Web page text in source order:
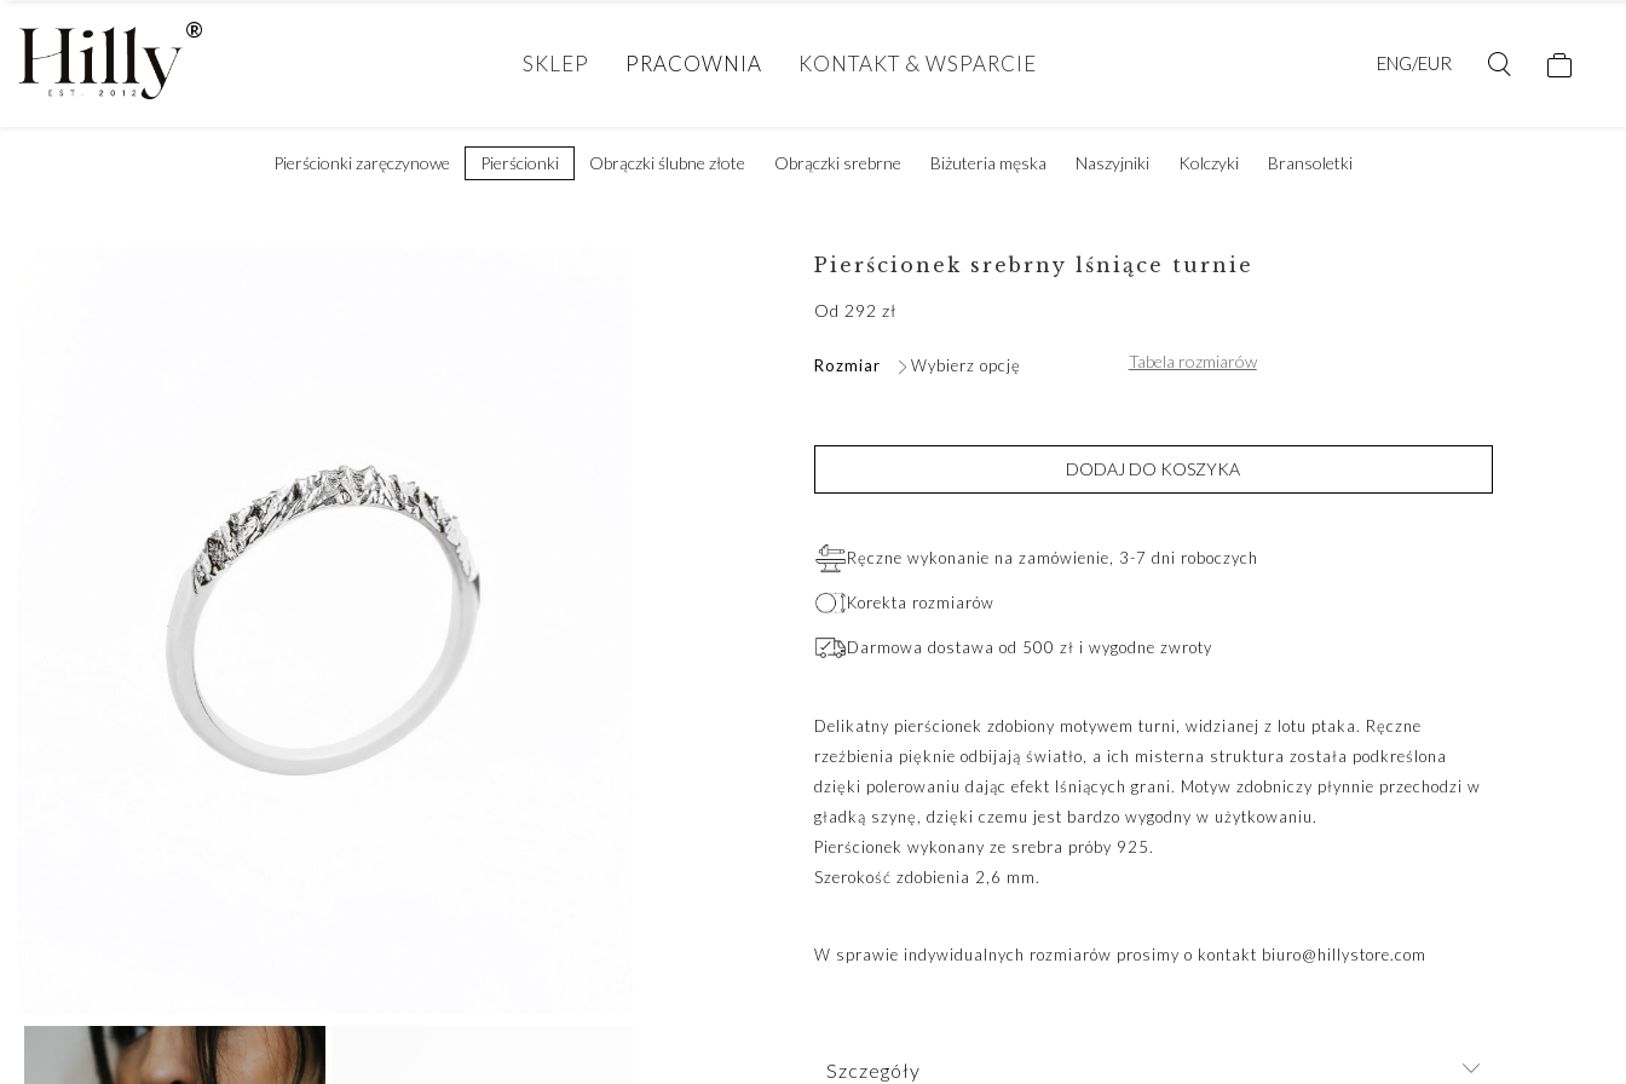
SKLEP PRACOWNIA KONTAKT & WSPARCIE ENG/EUR
Pierścionki zaręczynowe Pierścionki Obrączki ślubne złote Obrączki srebrne Biżuteria męska Naszyjniki Kolczyki Bransoletki
Pierścionek srebrny lśniące turnie
Od 292 zł
Rozmiar Wybierz opcję Tabela rozmiarów
DODAJ DO KOSZYKA
Ręczne wykonanie na zamówienie, 3-7 dni roboczych
Korekta rozmiarów
Darmowa dostawa od 500 zł i wygodne zwroty
Delikatny pierścionek zdobiony motywem turni, widzianej z lotu ptaka. Ręczne
rzeźbienia pięknie odbijają światło, a ich misterna struktura została podkreślona
dzięki polerowaniu dając efekt lśniących grani. Motyw zdobniczy płynnie przechodzi w
gładką szynę, dzięki czemu jest bardzo wygodny w użytkowaniu.
Pierścionek wykonany ze srebra próby 925.
Szerokość zdobienia 2,6 mm.
W sprawie indywidualnych rozmiarów prosimy o kontakt biuro@hillystore.com
Szczegóły